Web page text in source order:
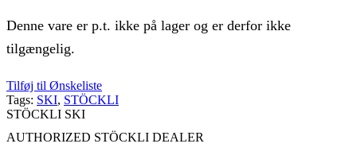
Denne vare er p.t. ikke på lager og er derfor ikke
tilgængelig.
Tilføj til Ønskeliste
Tags: SKI, STÖCKLI
STÖCKLI SKI
AUTHORIZED STÖCKLI DEALER